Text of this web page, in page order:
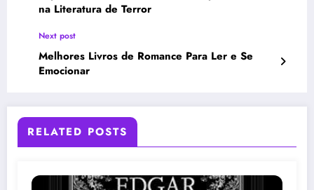
na Literatura de Terror
Next post
Melhores Livros de Romance Para Ler e Se
Emocionar
RELATED POSTS